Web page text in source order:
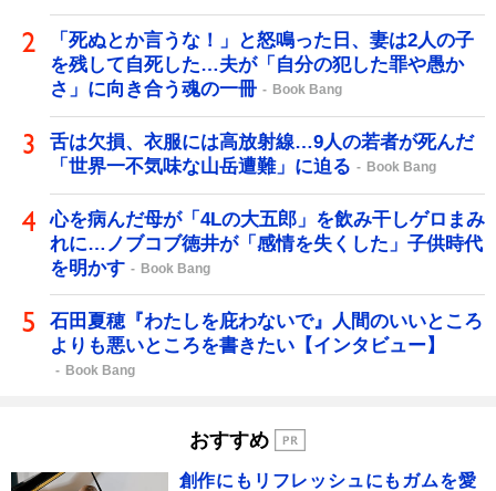
「死ぬとか言うな！」と怒鳴った日、妻は2人の子
を残して自死した…夫が「自分の犯した罪や愚か
さ」に向き合う魂の一冊
Book Bang
舌は欠損、衣服には高放射線…9人の若者が死んだ
「世界一不気味な山岳遭難」に迫る
Book Bang
心を病んだ母が「4Lの大五郎」を飲み干しゲロまみ
れに…ノブコブ徳井が「感情を失くした」子供時代
を明かす
Book Bang
石田夏穂『わたしを庇わないで』人間のいいところ
よりも悪いところを書きたい【インタビュー】
Book Bang
おすすめ
創作にもリフレッシュにもガムを愛